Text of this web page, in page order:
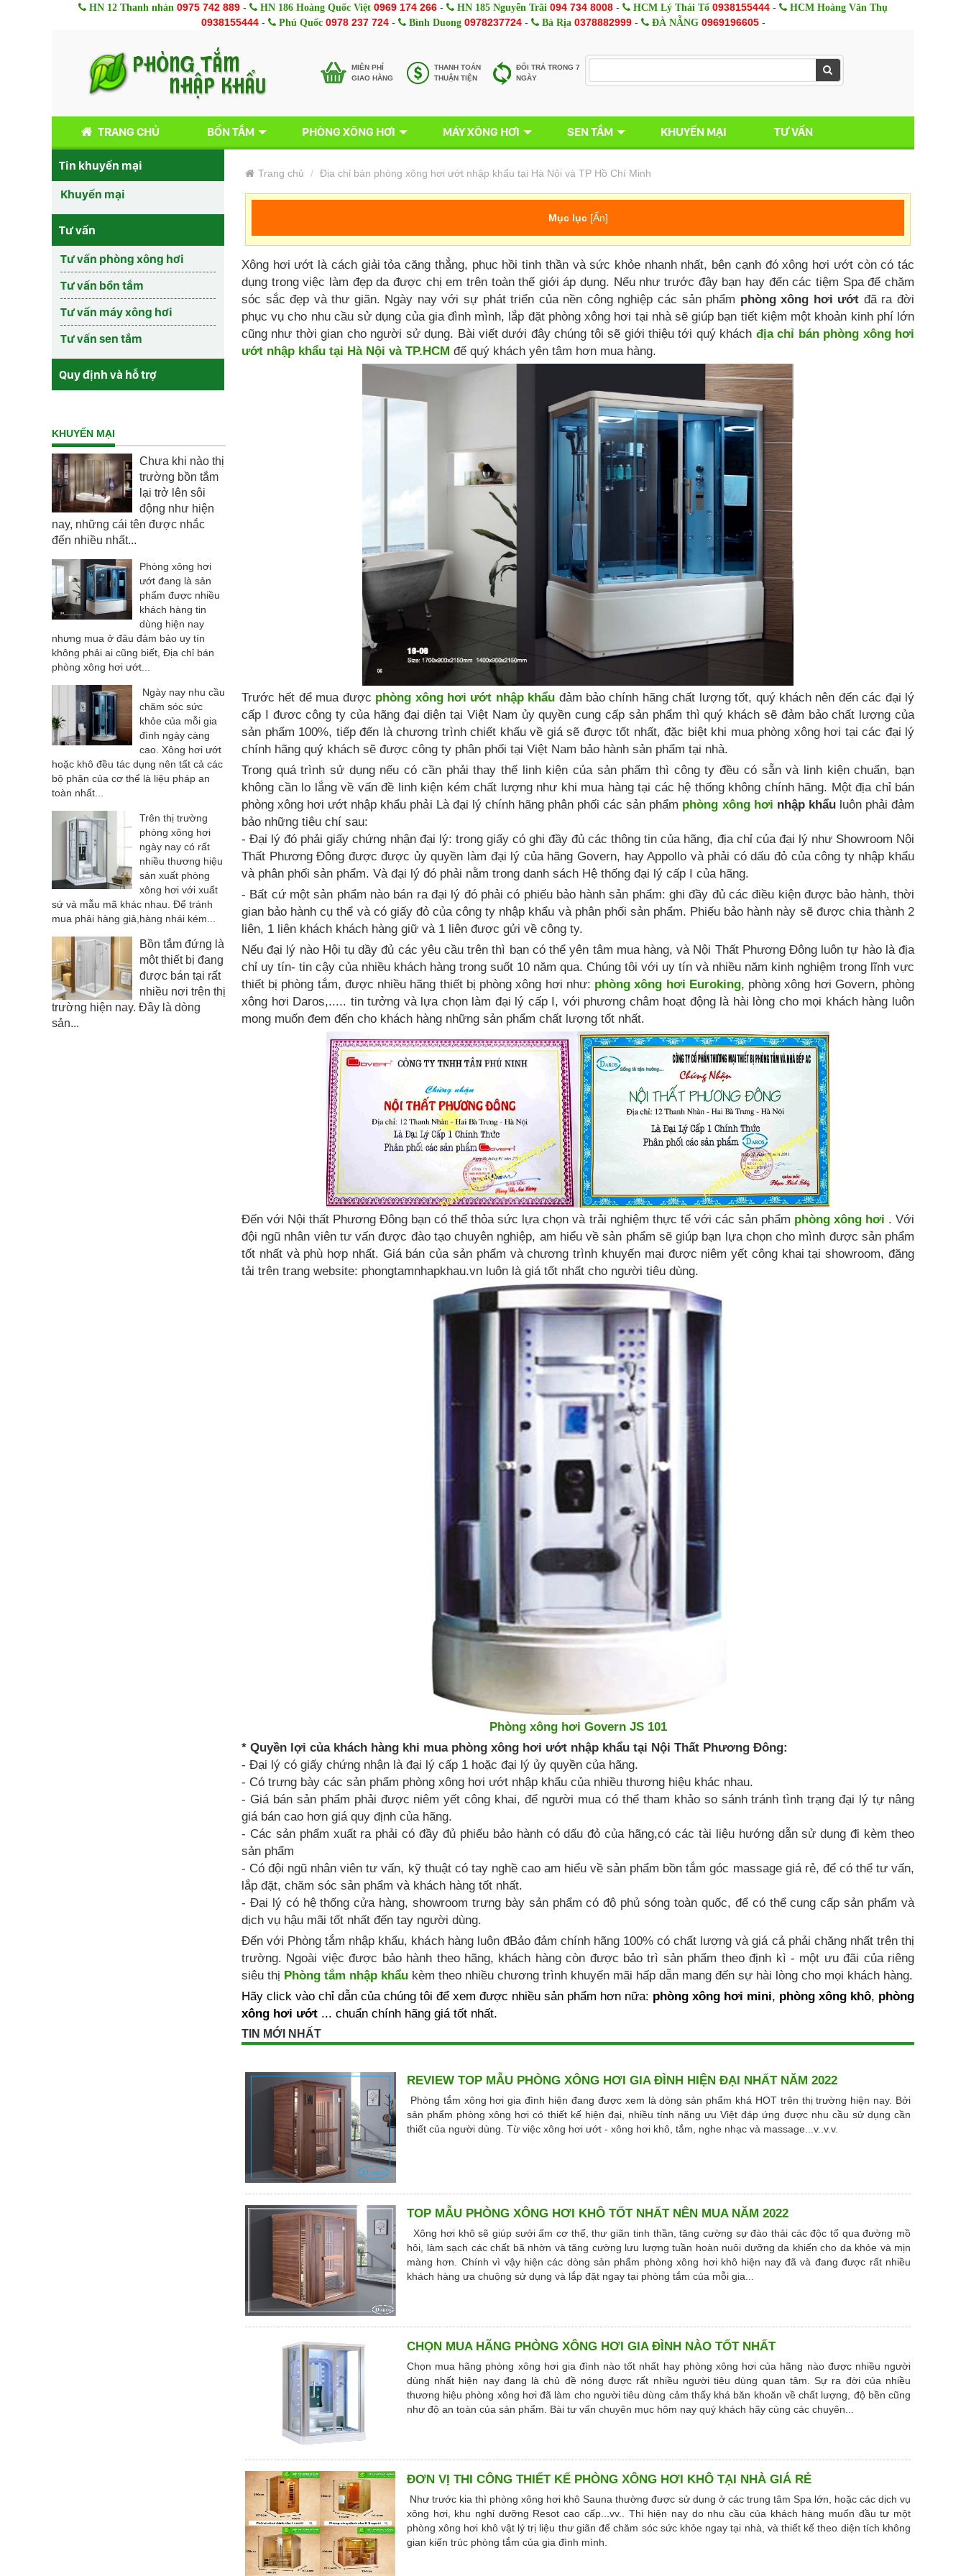
HN 12 Thanh nhàn 0975 742 889 - HN 186 Hoàng Quốc Việt 0969 174 266 - HN 185 Nguyễn Trãi 094 734 8008 - HCM Lý Thái Tổ 0938155444 - HCM Hoàng Văn Thụ
0938155444- Phú Quốc 0978 237 724- Bình Duong 0978237724- Bà Rịa 0378882999- ĐÀ NẴNG 0969196605-
MIÊN PHÍ
GIAO HÀNG
THANH TOÁN
THUẬN TIỆN
ĐỔI TRẢ TRONG 7
NGÀY
TRANG CHỦ BỒN TẮM PHÒNG XÔNG HƠI MÁY XÔNG HƠI SEN TẮM KHUYẾN MẠI TƯ VẤN
Tin khuyến mại
Khuyến mại
Tư vấn
Tư vấn phòng xông hơi
Tư vấn bồn tắm
Tư vấn máy xông hơi
Tư vấn sen tắm
Quy định và hỗ trợ
Trang chủ Địa chỉ bán phòng xông hơi ướt nhập khẩu tại Hà Nội và TP Hồ Chí Minh
Mục lục [Ẩn]
Xông hơi ướt là cách giải tỏa căng thẳng, phục hồi tinh thần và sức khỏe nhanh nhất, bên cạnh đó xông hơi ướt còn có tác
dụng trong việc làm đẹp da được chị em trên toàn thế giới áp dụng. Nếu như trước đây bạn hay đến các tiệm Spa để chăm
sóc sắc đẹp và thư giãn. Ngày nay với sự phát triển của nền công nghiệp các sản phẩm phòng xông hơi ướt đã ra đời
phục vụ cho nhu cầu sử dụng của gia đình mình, lắp đặt phòng xông hơi tại nhà sẽ giúp bạn tiết kiệm một khoản kinh phí lớn
cũng như thời gian cho người sử dụng. Bài viết dưới đây chúng tôi sẽ giới thiệu tới quý khách địa chỉ bán phòng xông hơi
ướt nhập khẩu tại Hà Nội và TP.HCM để quý khách yên tâm hơn mua hàng.
Trước hết để mua được phòng xông hơi ướt nhập khẩu đảm bảo chính hãng chất lượng tốt, quý khách nên đến các đại lý
cấp I đươc công ty của hãng đại diện tại Việt Nam ủy quyền cung cấp sản phẩm thì quý khách sẽ đảm bảo chất lượng của
sản phẩm 100%, tiếp đến là chương trình chiết khấu về giá sẽ được tốt nhất, đặc biệt khi mua phòng xông hơi tại các đại lý
chính hãng quý khách sẽ được công ty phân phối tại Việt Nam bảo hành sản phẩm tại nhà.
Trong quá trình sử dụng nếu có cần phải thay thế linh kiện của sản phẩm thì công ty đều có sẵn và linh kiện chuẩn, bạn
không cần lo lắng về vấn đề linh kiện kém chất lượng như khi mua hàng tại các hệ thống không chính hãng. Một địa chỉ bán
phòng xông hơi ướt nhập khẩu phải Là đại lý chính hãng phân phối các sản phẩm phòng xông hơi nhập khẩuluôn phải đảm
bảo những tiêu chí sau:
- Đại lý đó phải giấy chứng nhận đại lý: trong giấy có ghi đầy đủ các thông tin của hãng, địa chỉ của đại lý như Showroom Nội
Thất Phương Đông được được ủy quyền làm đại lý của hãng Govern, hay Appollo và phải có dấu đỏ của công ty nhập khẩu
và phân phối sản phẩm. Và đại lý đó phải nằm trong danh sách Hệ thống đại lý cấp I của hãng.
- Bất cứ một sản phẩm nào bán ra đại lý đó phải có phiếu bảo hành sản phẩm: ghi đầy đủ các điều kiện được bảo hành, thời
gian bảo hành cụ thể và có giấy đỏ của công ty nhập khẩu và phân phối sản phẩm. Phiếu bảo hành này sẽ được chia thành 2
liên, 1 liên khách khách hàng giữ và 1 liên được gửi về công ty.
Nếu đại lý nào Hội tụ dầy đủ các yêu cầu trên thì bạn có thể yên tâm mua hàng, và Nội Thất Phương Đông luôn tự hào là địa
chỉ uy tín- tin cậy của nhiều khách hàng trong suốt 10 năm qua. Chúng tôi với uy tín và nhiều năm kinh nghiệm trong lĩnh vực
thiết bị phòng tắm, được nhiều hãng thiết bị phòng xông hơi như: phòng xông hơi Euroking, phòng xông hơi Govern, phòng
xông hơi Daros,..... tin tưởng và lựa chọn làm đại lý cấp I, với phương châm hoạt động là hài lòng cho mọi khách hàng luôn
mong muốn đem đến cho khách hàng những sản phẩm chất lượng tốt nhất.
Đến với Nội thất Phương Đông bạn có thể thỏa sức lựa chọn và trải nghiệm thực tế với các sản phẩm phòng xông hơi . Với
đội ngũ nhân viên tư vấn được đào tạo chuyên nghiệp, am hiểu về sản phẩm sẽ giúp bạn lựa chọn cho mình được sản phẩm
tốt nhất và phù hợp nhất. Giá bán của sản phẩm và chương trình khuyến mại được niêm yết công khai tại showroom, đăng
tải trên trang website: phongtamnhapkhau.vn luôn là giá tốt nhất cho người tiêu dùng.
Phòng xông hơi Govern JS 101
* Quyền lợi của khách hàng khi mua phòng xông hơi ướt nhập khẩu tại Nội Thất Phương Đông:
- Đại lý có giấy chứng nhận là đại lý cấp 1 hoặc đại lý ủy quyền của hãng.
- Có trưng bày các sản phẩm phòng xông hơi ướt nhập khẩu của nhiều thương hiệu khác nhau.
- Giá bán sản phẩm phải được niêm yết công khai, để người mua có thể tham khảo so sánh tránh tình trạng đại lý tự nâng
giá bán cao hơn giá quy định của hãng.
- Các sản phẩm xuất ra phải có đầy đủ phiếu bảo hành có dấu đỏ của hãng,có các tài liệu hướng dẫn sử dụng đi kèm theo
sản phẩm
- Có đội ngũ nhân viên tư vấn, kỹ thuật có tay nghề cao am hiểu về sản phẩm bồn tắm góc massage giá rẻ, để có thể tư vấn,
lắp đặt, chăm sóc sản phẩm và khách hàng tốt nhất.
- Đại lý có hệ thống cửa hàng, showroom trưng bày sản phẩm có độ phủ sóng toàn quốc, để có thể cung cấp sản phẩm và
dịch vụ hậu mãi tốt nhất đến tay người dùng.
Đến với Phòng tắm nhập khẩu, khách hàng luôn đBảo đảm chính hãng 100% có chất lượng và giá cả phải chăng nhất trên thị
trường. Ngoài việc được bảo hành theo hãng, khách hàng còn được bảo trì sản phẩm theo định kì - một ưu đãi của riêng
siêu thị Phòng tắm nhập khẩu kèm theo nhiều chương trình khuyến mãi hấp dẫn mang đến sự hài lòng cho mọi khách hàng.
Hãy click vào chỉ dẫn của chúng tôi để xem được nhiều sản phẩm hơn nữa: phòng xông hơi mini, phòng xông khô, phòng
xông hơi ướt ... chuẩn chính hãng giá tốt nhất.
TIN MỚI NHẤT
REVIEW TOP MẪU PHÒNG XÔNG HƠI GIA ĐÌNH HIỆN ĐẠI NHẤT NĂM 2022
Phòng tắm xông hơi gia đình hiện đang được xem là dòng sản phẩm khá HOT trên thị trường hiện nay. Bởi
sản phẩm phòng xông hơi có thiết kế hiện đại, nhiều tính năng ưu Việt đáp ứng được nhu cầu sử dụng cần
thiết của người dùng. Từ việc xông hơi ướt - xông hơi khô, tắm, nghe nhạc và massage...v..v.v.
TOP MẪU PHÒNG XÔNG HƠI KHÔ TỐT NHẤT NÊN MUA NĂM 2022
Xông hơi khô sẽ giúp sưởi ấm cơ thể, thư giãn tinh thần, tăng cường sự đào thải các độc tố qua đường mồ
hôi, làm sạch các chất bã nhờn và tăng cường lưu lượng tuần hoàn nuôi dưỡng da khiến cho da khỏe và mịn
màng hơn. Chính vì vậy hiện các dòng sản phẩm phòng xông hơi khô hiện nay đã và đang được rất nhiều
khách hàng ưa chuộng sử dụng và lắp đặt ngay tại phòng tắm của mỗi gia...
CHỌN MUA HÃNG PHÒNG XÔNG HƠI GIA ĐÌNH NÀO TỐT NHẤT
Chọn mua hãng phòng xông hơi gia đình nào tốt nhất hay phòng xông hơi của hãng nào được nhiều người
dùng nhất hiện nay đang là chủ đề nóng được rất nhiều người tiêu dùng quan tâm. Sự ra đời của nhiều
thương hiệu phòng xông hơi đã làm cho người tiêu dùng cảm thấy khá băn khoăn về chất lượng, độ bền cũng
như độ an toàn của sản phẩm. Bài tư vấn chuyên mục hôm nay quý khách hãy cùng các chuyên...
ĐƠN VỊ THI CÔNG THIẾT KẾ PHÒNG XÔNG HƠI KHÔ TẠI NHÀ GIÁ RẺ
Như trước kia thì phòng xông hơi khô Sauna thường được sử dụng ở các trung tâm Spa lớn, hoặc các dịch vụ
xông hơi, khu nghỉ dưỡng Resot cao cấp...vv.. Thì hiện nay do nhu cầu của khách hàng muốn đầu tư một
phòng xông hơi khô vật lý trị liệu thư giãn để chăm sóc sức khỏe ngay tại nhà, và thiết kế theo diện tích không
gian kiến trúc phòng tắm của gia đình mình.
KHUYẾN MẠI
Chưa khi nào thị
trường bồn tắm
lại trở lên sôi
động như hiện
nay, những cái tên được nhắc
đến nhiều nhất...
Phòng xông hơi
ướt đang là sản
phẩm được nhiều
khách hàng tin
dùng hiện nay
nhưng mua ở đâu đảm bảo uy tín
không phải ai cũng biết, Địa chỉ bán
phòng xông hơi ướt...
Ngày nay nhu cầu
chăm sóc sức
khỏe của mỗi gia
đình ngày càng
cao. Xông hơi ướt
hoặc khô đều tác dụng nên tất cả các
bộ phận của cơ thể là liệu pháp an
toàn nhất...
Trên thị trường
phòng xông hơi
ngày nay có rất
nhiều thương hiệu
sản xuất phòng
xông hơi với xuất
sứ và mẫu mã khác nhau. Để tránh
mua phải hàng giả,hàng nhái kém...
Bồn tắm đứng là
một thiết bị đang
được bán tại rất
nhiều nơi trên thị
trường hiện nay. Đây là dòng
sản...